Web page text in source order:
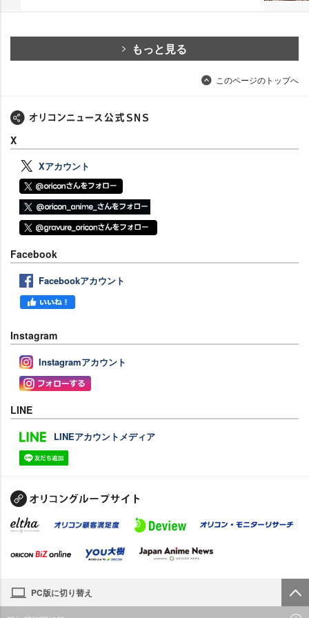
もっと見る
このページのトップへ
X
Xアカウント
Facebook
Facebookアカウント
Instagram
Instagramアカウント
LINE
LINEアカウントメディア
PC版に切り替え